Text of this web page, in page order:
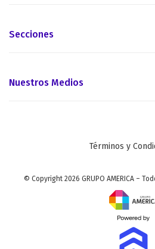
Secciones
Nuestros Medios
Términos y
© Copyright 2026 GRUPO AMERICA –